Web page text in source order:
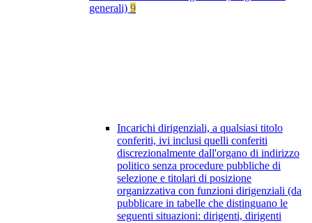
generali) 9
Incarichi dirigenziali, a qualsiasi titolo
conferiti, ivi inclusi quelli conferiti
discrezionalmente dall'organo di indirizzo
politico senza procedure pubbliche di
selezione e titolari di posizione
organizzativa con funzioni dirigenziali (da
pubblicare in tabelle che distinguano le
seguenti situazioni: dirigenti, dirigenti